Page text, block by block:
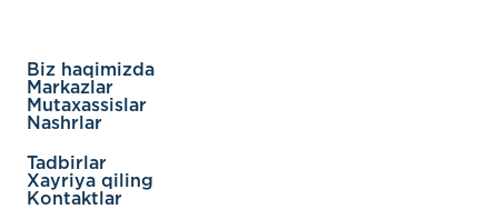
Biz haqimizda
Markazlar
Mutaxassislar
Nashrlar
Tadbirlar
Xayriya qiling
Kontaktlar